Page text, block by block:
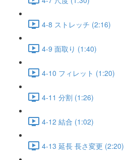
4-8 ストレッチ (2:16)
4-9 面取り (1:40)
4-10 フィレット (1:20)
4-11 分割 (1:26)
4-12 結合 (1:02)
4-13 延長 長さ変更 (2:20)